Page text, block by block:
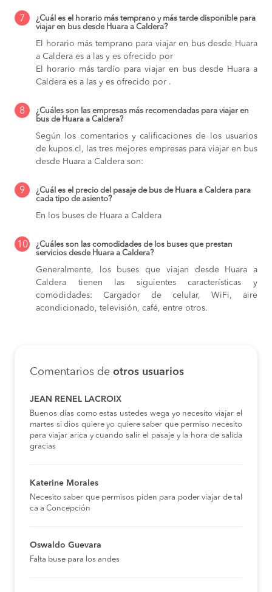
7
¿Cuál es el horario más temprano y más tarde disponible para
viajar en bus desde Huara a Caldera?
El horario más temprano para viajar en bus desde Huara
a Caldera es a las y es ofrecido por
El horario más tardío para viajar en bus desde Huara a
Caldera es a las y es ofrecido por .
8
¿Cuáles son las empresas más recomendadas para viajar en
bus de Huara a Caldera?
Según los comentarios y calificaciones de los usuarios
de kupos.cl, las tres mejores empresas para viajar en bus
desde Huara a Caldera son:
9
¿Cuál es el precio del pasaje de bus de Huara a Caldera para
cada tipo de asiento?
En los buses de Huara a Caldera
10
¿Cuáles son las comodidades de los buses que prestan
servicios desde Huara a Caldera?
Generalmente, los buses que viajan desde Huara a
Caldera tienen las siguientes características y
comodidades: Cargador de celular, WiFi, aire
acondicionado, televisión, café, entre otros.
Comentarios de otros usuarios
JEAN RENEL LACROIX
Buenos días como estas ustedes wega yo necesito viajar el
martes si dios quiere yo quiere saber que permiso necesito
para viajar arica y cuando salir el pasaje y la hora de salida
gracias
Katerine Morales
Necesito saber que permisos piden para poder viajar de tal
ca a Concepción
Oswaldo Guevara
Falta buse para los andes